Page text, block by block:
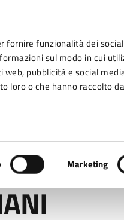
fornire funzionalità dei social
sul modo in cui
pubblicità e social
loro o che hanno raccolto
Marketing
PARCHI, IMPIANTI